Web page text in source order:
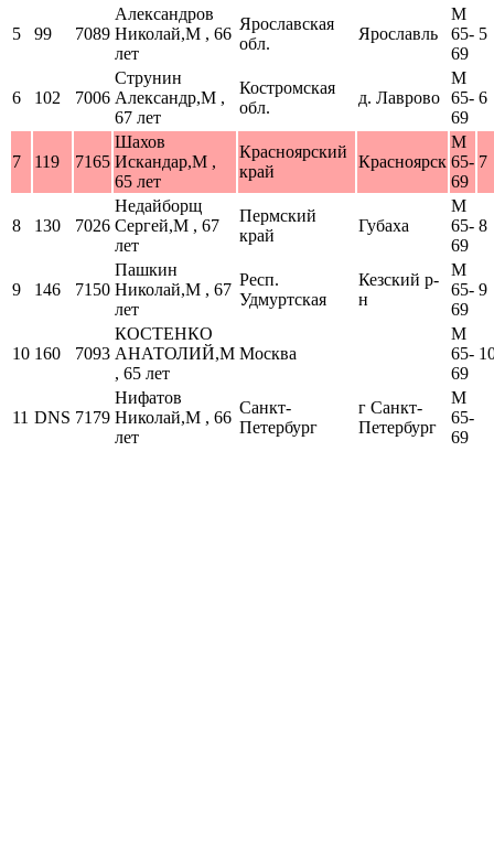
5 99 7089
Александров
Николай,М , 66
лет
Ярославская
обл.
Ярославль
М
65-
69
5
6 102 7006
Струнин
Александр,М ,
67 лет
Костромская
обл.
д. Лаврово
М
65-
69
6
7 119 7165
Шахов
Искандар,М ,
65 лет
Красноярский
край
Красноярск
М
65-
69
7
8 130 7026
Недайборщ
Сергей,М , 67
лет
Пермский
край
Губаха
М
65-
69
8
9 146 7150
Пашкин
Николай,М , 67
лет
Респ.
Удмуртская
Кезский р-
н
М
65-
69
9
10 160 7093
КОСТЕНКО
АНАТОЛИЙ,М
, 65 лет
Москва
М
65-
69
11 DNS 7179
Нифатов
Николай,М , 66
лет
Санкт-
Петербург
г Санкт-
Петербург
М
65-
69